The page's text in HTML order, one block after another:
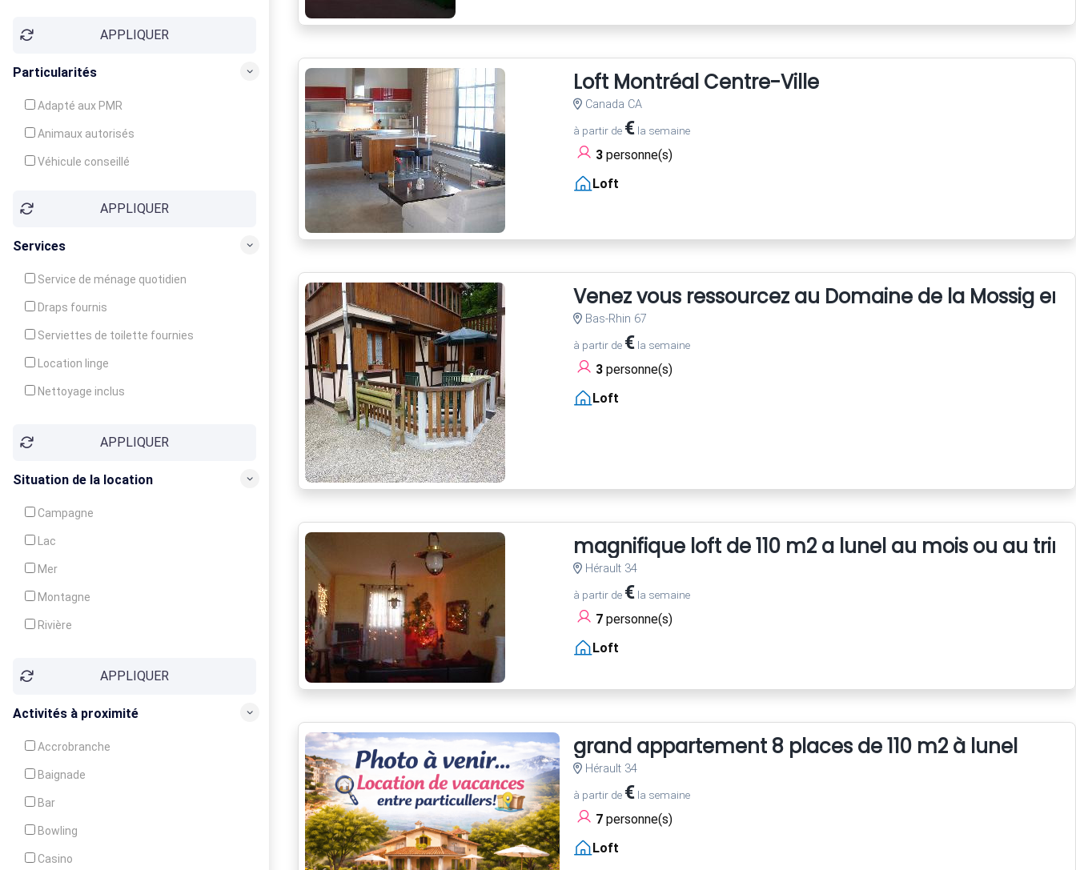
Soins du corpsAPPLIQUER
Particularités
Adapté aux PMR
Animaux autorisés
Véhicule conseillé
APPLIQUER
Services
Service de ménage quotidien
Draps fournis
Serviettes de toilette fournies
Location linge
Nettoyage inclus
Garde d'enfants
Crèche
APPLIQUER
Situation de la location
Campagne
Lac
Mer
Montagne
Rivière
APPLIQUER
Activités à proximité
Accrobranche
Baignade
Bar
Bowling
Casino
Loft Montréal Centre-Ville
Canada CA
à partir de €la semaine
3personne(s)
Loft
Venez vous ressourcez au Domaine de la Mossig en
Bas-Rhin 67
à partir de €la semaine
3personne(s)
Loft
magnifique loft de 110 m2 a lunel au mois ou au
Hérault 34
à partir de €la semaine
7personne(s)
Loft
grand appartement 8 places de 110 m2 à lunel
Hérault 34
à partir de €la semaine
7personne(s)
Loft